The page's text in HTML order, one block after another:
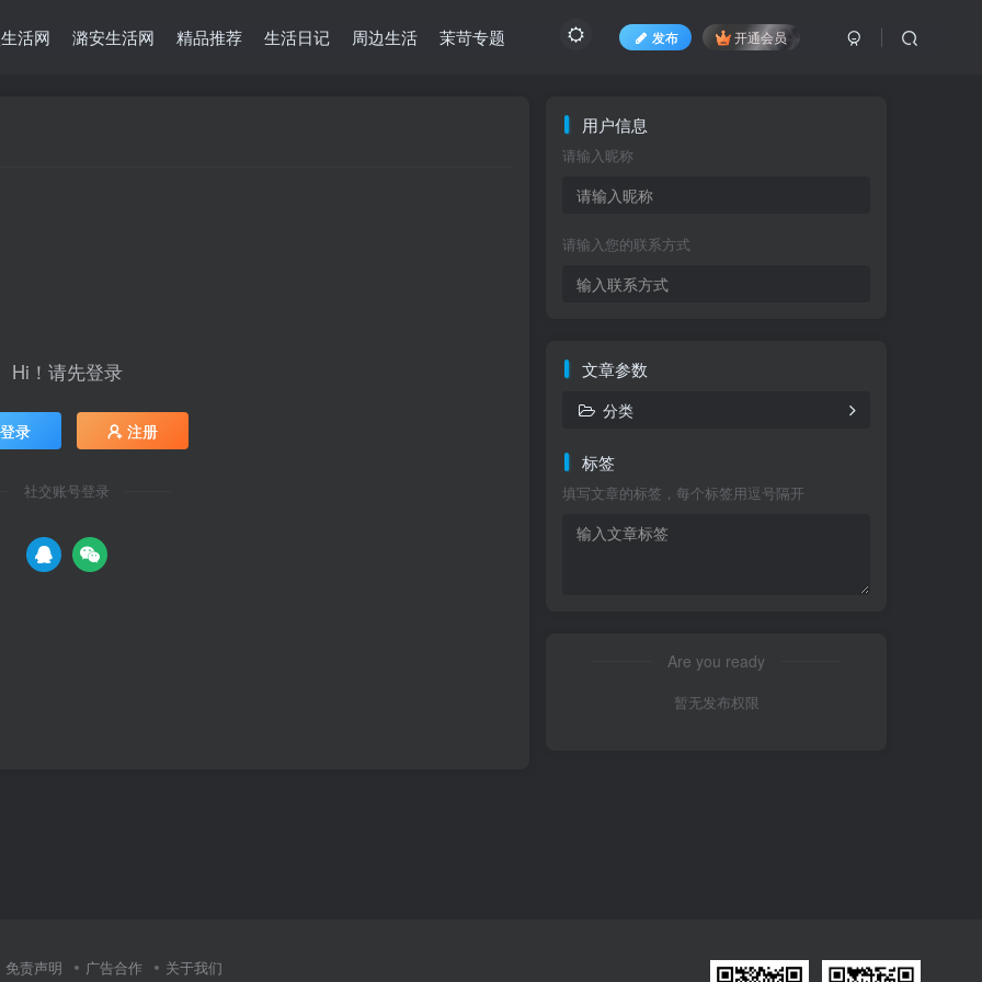
发布 开通会员
活网 潞安生活网 精品推荐 生活日记 周边生活 茉苛专题
Hi！请先登录
登录 注册
社交账号登录
用户信息
请输入昵称
请输入您的联系方式
文章参数
分类
标签
填写文章的标签，每个标签用逗号隔开
Are you ready
暂无发布权限
免责声明 广告合作 关于我们